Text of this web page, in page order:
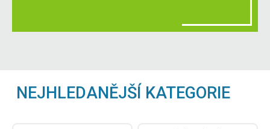
NEJHLEDANĚJŠÍ KATEGORIE